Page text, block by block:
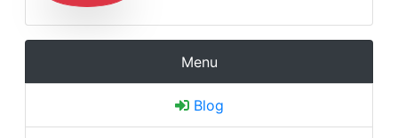
Menu
Blog